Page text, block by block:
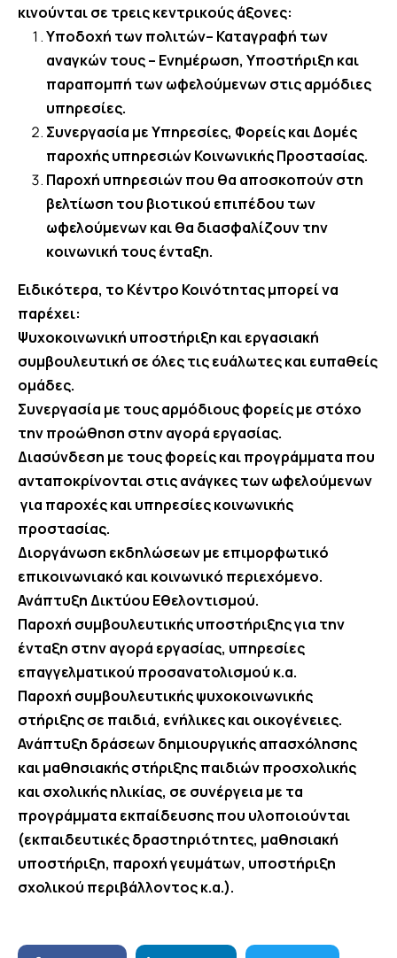
κινούνται σε τρεις κεντρικούς άξονες:
Υποδοχή των πολιτών– Καταγραφή των
αναγκών τους – Ενημέρωση, Υποστήριξη και
παραπομπή των ωφελούμενων στις αρμόδιες
υπηρεσίες.
Συνεργασία με Υπηρεσίες, Φορείς και Δομές
παροχής υπηρεσιών Κοινωνικής Προστασίας.
Παροχή υπηρεσιών που θα αποσκοπούν στη
βελτίωση του βιοτικού επιπέδου των
ωφελούμενων και θα διασφαλίζουν την
κοινωνική τους ένταξη.
Ειδικότερα, το Κέντρο Κοινότητας μπορεί να
παρέχει:
Ψυχοκοινωνική υποστήριξη και εργασιακή
συμβουλευτική σε όλες τις ευάλωτες και ευπαθείς
ομάδες.
Συνεργασία με τους αρμόδιους φορείς με στόχο
την προώθηση στην αγορά εργασίας.
Διασύνδεση με τους φορείς και προγράμματα που
ανταποκρίνονται στις ανάγκες των ωφελούμενων
για παροχές και υπηρεσίες κοινωνικής
προστασίας.
Διοργάνωση εκδηλώσεων με επιμορφωτικό
επικοινωνιακό και κοινωνικό περιεχόμενο.
Ανάπτυξη Δικτύου Εθελοντισμού.
Παροχή συμβουλευτικής υποστήριξης για την
ένταξη στην αγορά εργασίας, υπηρεσίες
επαγγελματικού προσανατολισμού κ.α.
Παροχή συμβουλευτικής ψυχοκοινωνικής
στήριξης σε παιδιά, ενήλικες και οικογένειες.
Ανάπτυξη δράσεων δημιουργικής απασχόλησης
και μαθησιακής στήριξης παιδιών προσχολικής
και σχολικής ηλικίας, σε συνέργεια με τα
προγράμματα εκπαίδευσης που υλοποιούνται
(εκπαιδευτικές δραστηριότητες, μαθησιακή
υποστήριξη, παροχή γευμάτων, υποστήριξη
σχολικού περιβάλλοντος κ.α.).